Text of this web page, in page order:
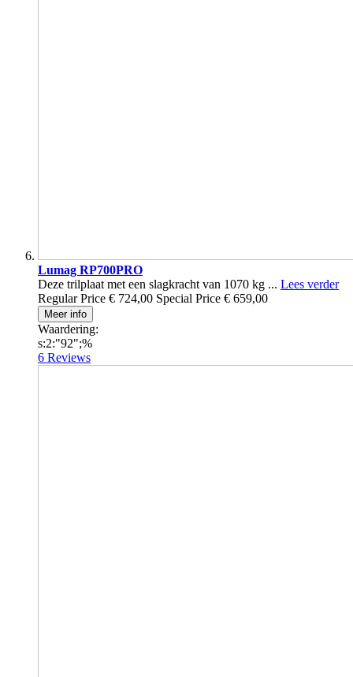
Lumag RP700PRO
Deze trilplaat met een slagkracht van 1070 kg ... Lees verder
Regular Price € 724,00 Special Price € 659,00
Meer info
Waardering:
s:2:"92";%
6 Reviews